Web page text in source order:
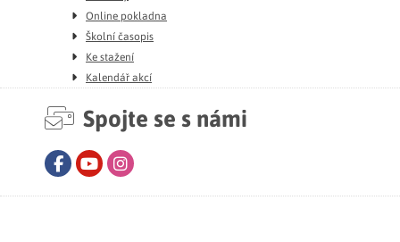
Online pokladna
Školní časopis
Ke stažení
Kalendář akcí
Spojte se s námi
FacebookYoutube